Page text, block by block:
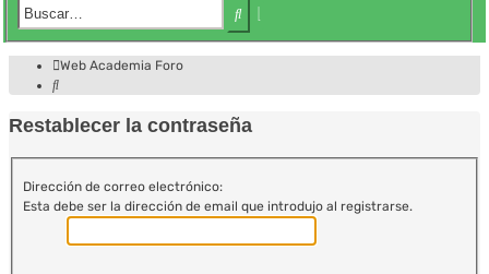
Buscar
Web Academia Foro
Buscar
Restablecer la contraseña
Dirección de correo electrónico:
Esta debe ser la dirección de email que introdujo al registrarse.